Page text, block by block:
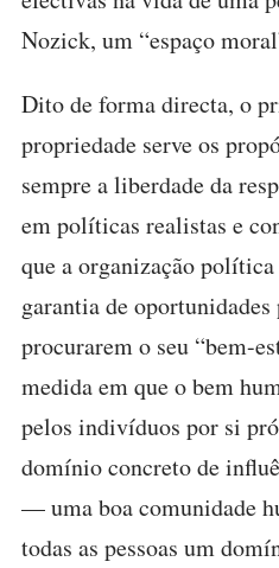
Nozick, um “espaço
Dito de forma directa, o
propriedade serve os
sempre a liberdade da
em políticas realistas e
que a organização
garantia de
procurarem o seu “bem-
medida em que o bem
pelos indivíduos por si
domínio concreto de
— uma boa comunidade
todas as pessoas um